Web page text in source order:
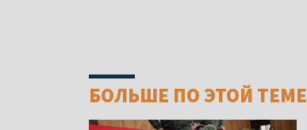
БОЛЬШЕ ПО ЭТОЙ ТЕМЕ